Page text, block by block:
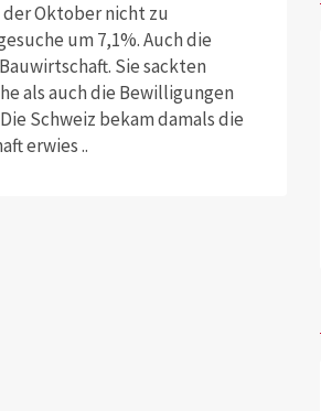
Oktober nicht zu
um 7,1%. Auch die
Sie sackten
als auch die Bewilligungen
Schweiz bekam damals die
erwies ..